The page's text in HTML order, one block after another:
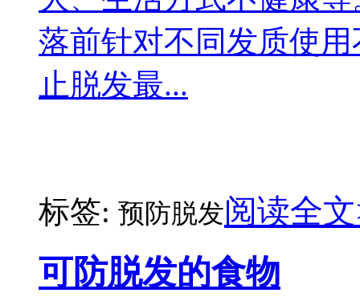
落前针对不同发质使
止脱发最...
标签: 预防脱发阅读全
可防脱发的食物